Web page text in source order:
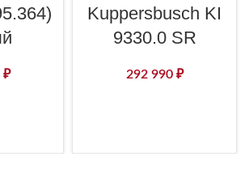
₽
Kuppersbusch KI
9330.0 SR
292 990 ₽